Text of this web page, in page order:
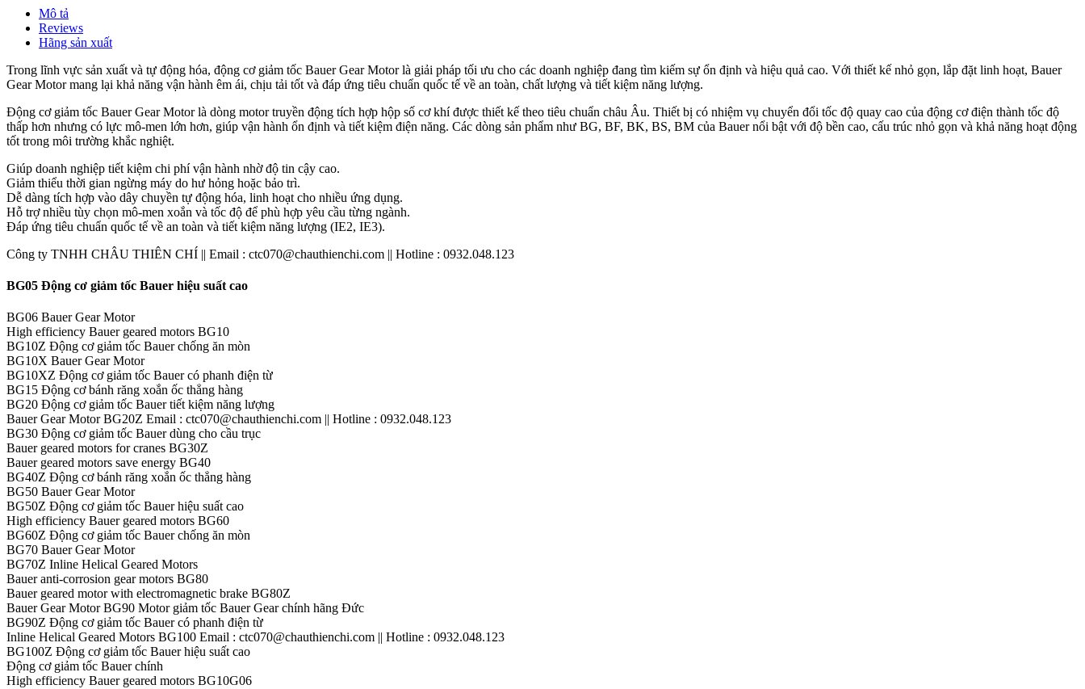
Mô tả
Reviews
Hãng sản xuất
Trong lĩnh vực sản xuất và tự động hóa, động cơ giảm tốc Bauer Gear Motor là giải pháp tối ưu cho các doanh nghiệp đang tìm kiếm sự ổn định và hiệu quả cao. Với thiết kế nhỏ gọn, lắp đặt linh hoạt, Bauer
Gear Motor mang lại khả năng vận hành êm ái, chịu tải tốt và đáp ứng tiêu chuẩn quốc tế về an toàn, chất lượng và tiết kiệm năng lượng.
Động cơ giảm tốc Bauer Gear Motor là dòng motor truyền động tích hợp hộp số cơ khí được thiết kế theo tiêu chuẩn châu Âu. Thiết bị có nhiệm vụ chuyển đổi tốc độ quay cao của động cơ điện thành tốc độ
thấp hơn nhưng có lực mô-men lớn hơn, giúp vận hành ổn định và tiết kiệm điện năng. Các dòng sản phẩm như BG, BF, BK, BS, BM của Bauer nổi bật với độ bền cao, cấu trúc nhỏ gọn và khả năng hoạt động
tốt trong môi trường khắc nghiệt.
Giúp doanh nghiệp tiết kiệm chi phí vận hành nhờ độ tin cậy cao.
Giảm thiểu thời gian ngừng máy do hư hỏng hoặc bảo trì.
Dễ dàng tích hợp vào dây chuyền tự động hóa, linh hoạt cho nhiều ứng dụng.
Hỗ trợ nhiều tùy chọn mô-men xoắn và tốc độ để phù hợp yêu cầu từng ngành.
Đáp ứng tiêu chuẩn quốc tế về an toàn và tiết kiệm năng lượng (IE2, IE3).
Công ty TNHH CHÂU THIÊN CHÍ || Email : ctc070@chauthienchi.com || Hotline : 0932.048.123
BG05 Động cơ giảm tốc Bauer hiệu suất cao
BG06 Bauer Gear Motor
High efficiency Bauer geared motors BG10
BG10Z Động cơ giảm tốc Bauer chống ăn mòn
BG10X Bauer Gear Motor
BG10XZ Động cơ giảm tốc Bauer có phanh điện từ
BG15 Động cơ bánh răng xoắn ốc thẳng hàng
BG20 Động cơ giảm tốc Bauer tiết kiệm năng lượng
Bauer Gear Motor BG20Z Email : ctc070@chauthienchi.com || Hotline : 0932.048.123
BG30 Động cơ giảm tốc Bauer dùng cho cầu trục
Bauer geared motors for cranes BG30Z
Bauer geared motors save energy BG40
BG40Z Động cơ bánh răng xoắn ốc thẳng hàng
BG50 Bauer Gear Motor
BG50Z Động cơ giảm tốc Bauer hiệu suất cao
High efficiency Bauer geared motors BG60
BG60Z Động cơ giảm tốc Bauer chống ăn mòn
BG70 Bauer Gear Motor
BG70Z Inline Helical Geared Motors
Bauer anti-corrosion gear motors BG80
Bauer geared motor with electromagnetic brake BG80Z
Bauer Gear Motor BG90 Motor giảm tốc Bauer Gear chính hãng Đức
BG90Z Động cơ giảm tốc Bauer có phanh điện từ
Inline Helical Geared Motors BG100 Email : ctc070@chauthienchi.com || Hotline : 0932.048.123
BG100Z Động cơ giảm tốc Bauer hiệu suất cao
Động cơ giảm tốc Bauer chính
High efficiency Bauer geared motors BG10G06